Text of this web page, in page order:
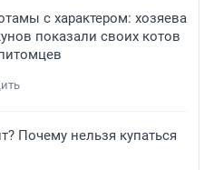
с характером: хозяева
показали своих котов
Почему нельзя купаться